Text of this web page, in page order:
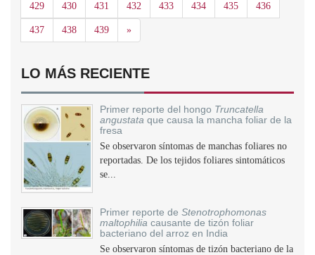
429 430 431 432 433 434 435 436
437 438 439 »Siguiente
LO MÁS RECIENTE
Primer reporte del hongo Truncatella
angustata que causa la mancha foliar de la
fresa
Se observaron síntomas de manchas foliares no
reportadas. De los tejidos foliares sintomáticos
se...
Primer reporte de Stenotrophomonas
maltophilia causante de tizón foliar
bacteriano del arroz en India
Se observaron síntomas de tizón bacteriano de la